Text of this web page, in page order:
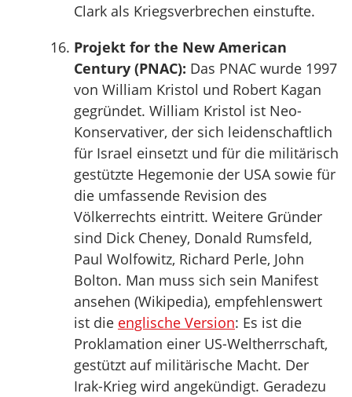
Clark als Kriegsverbrechen einstufte.
Projekt for the New American
Century (PNAC): Das PNAC wurde 1997
von William Kristol und Robert Kagan
gegründet. William Kristol ist Neo-
Konservativer, der sich leidenschaftlich
für Israel einsetzt und für die militärisch
gestützte Hegemonie der USA sowie für
die umfassende Revision des
Völkerrechts eintritt. Weitere Gründer
sind Dick Cheney, Donald Rumsfeld,
Paul Wolfowitz, Richard Perle, John
Bolton. Man muss sich sein Manifest
ansehen (Wikipedia), empfehlenswert
ist die englische Version: Es ist die
Proklamation einer US-Weltherrschaft,
gestützt auf militärische Macht. Der
Irak-Krieg wird angekündigt. Geradezu